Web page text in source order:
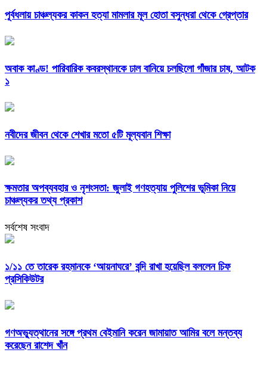
পূর্বধলায় চাঞ্চল্যকর কাকন হত্যা মামলার মূল হোতা বসুন্ধরা থেকে গ্রেপ্তার
অবাক কাণ্ড! পারিবারিক কবরস্থানকে ঢাল বানিয়ে চলছিলো গাঁজার চাষ, আটক
১
নবীদের জীবন থেকে শেখার মতো ৫টি মূল্যবান শিক্ষা
ক্ষমতার অপব্যবহার ও নৃশংসতা: জুলাই গণহত্যায় পুলিশের ভূমিকা নিয়ে
চাঞ্চল্যকর তথ্য প্রকাশ
সর্বশেষ সংবাদ
১/১১ তে তারেক রহমানকে ‘আয়নাঘরে’ বন্দি রাখা হয়েছিল বললেন চিফ
প্রসিকিউটর
গণঅভ্যুত্থানের সঙ্গে প্রথম বেইমানি করেন জামায়াত আমির বলে মন্তব্য
করেছেন রাশেদ খাঁন